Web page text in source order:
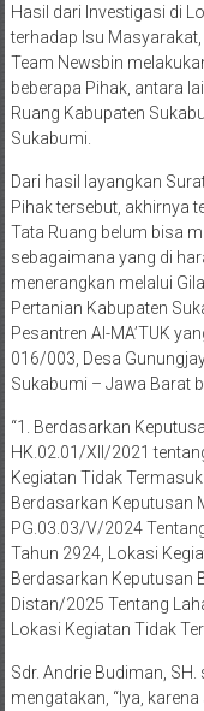
Team Newsbin
beberapa Pihak, antara
Ruang Kabupaten
Sukabumi.
Dari hasil layangkan
Tata Ruang belum bisa
sebagaimana yang di
menerangkan melalui
Pertanian Kabupaten
Pesantren Al-MA’TUK
016/003, Desa
Sukabumi – Jawa Barat
“1. Berdasarkan
Kegiatan Tidak
Berdasarkan Keputusan
PG.03.03/V/2024
Tahun 2924, Lokasi
Berdasarkan Keputusan
Distan/2025 Tentang
Lokasi Kegiatan Tidak
Sdr. Andrie Budiman, SH.
pertemuan ini sebagai
Pihak Pesantren Al-